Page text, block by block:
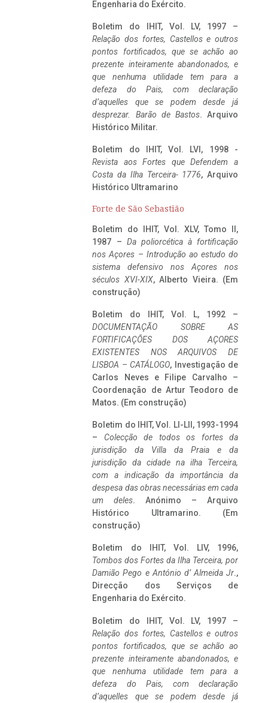
Engenharia do Exército.
Boletim do IHIT, Vol. LV, 1997 –
Relação dos fortes, Castellos e outros
pontos fortificados, que se achão ao
prezente inteiramente abandonados, e
que nenhuma utilidade tem para a
defeza do Pais, com declaração
d’aquelles que se podem desde já
desprezar. Barão de Bastos. Arquivo
Histórico Militar.
Boletim do IHIT, Vol. LVI, 1998 -
Revista aos Fortes que Defendem a
Costa da Ilha Terceira- 1776, Arquivo
Histórico Ultramarino
Forte de São Sebastião
Boletim do IHIT, Vol. XLV, Tomo II,
1987 – Da poliorcética à fortificação
nos Açores – Introdução ao estudo do
sistema defensivo nos Açores nos
séculos XVI-XIX, Alberto Vieira. (Em
construção)
Boletim do IHIT, Vol. L, 1992 –
DOCUMENTAÇÃO SOBRE AS
FORTIFICAÇÕES DOS AÇORES
EXISTENTES NOS ARQUIVOS DE
LISBOA – CATÁLOGO, Investigação de
Carlos Neves e Filipe Carvalho –
Coordenação de Artur Teodoro de
Matos. (Em construção)
Boletim do IHIT, Vol. LI-LII, 1993-1994
– Colecção de todos os fortes da
jurisdição da Villa da Praia e da
jurisdição da cidade na ilha Terceira,
com a indicação da importância da
despesa das obras necessárias em cada
um deles. Anónimo – Arquivo
Histórico Ultramarino. (Em
construção)
Boletim do IHIT, Vol. LIV, 1996,
Tombos dos Fortes da Ilha Terceira, por
Damião Pego e António d’ Almeida Jr.,
Direcção dos Serviços de
Engenharia do Exército.
Boletim do IHIT, Vol. LV, 1997 –
Relação dos fortes, Castellos e outros
pontos fortificados, que se achão ao
prezente inteiramente abandonados, e
que nenhuma utilidade tem para a
defeza do Pais, com declaração
d’aquelles que se podem desde já